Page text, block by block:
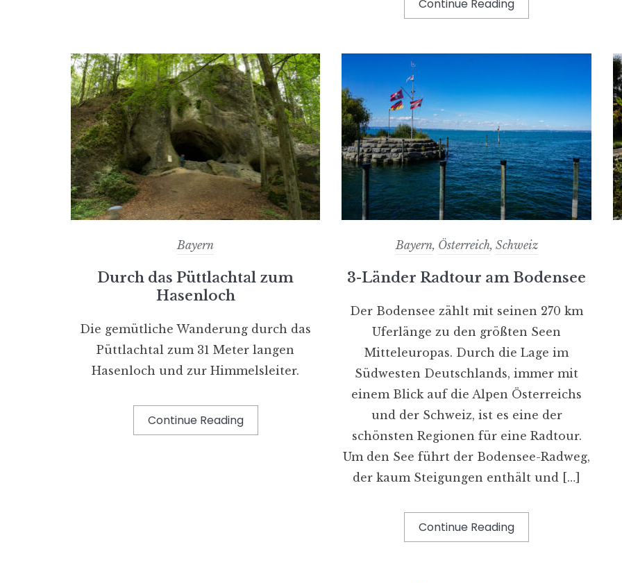
Continue Reading
Bayern
Durch das Püttlachtal zum
Hasenloch
Die gemütliche Wanderung durch das
Püttlachtal zum 31 Meter langen
Hasenloch und zur Himmelsleiter.
Continue Reading
Bayern, Österreich, Schweiz
3-Länder Radtour am Bodensee
Der Bodensee zählt mit seinen 270 km
Uferlänge zu den größten Seen
Mitteleuropas. Durch die Lage im
Südwesten Deutschlands, immer mit
einem Blick auf die Alpen Österreichs
und der Schweiz, ist es eine der
schönsten Regionen für eine Radtour.
Um den See führt der Bodensee-Radweg,
der kaum Steigungen enthält und […]
Continue Reading